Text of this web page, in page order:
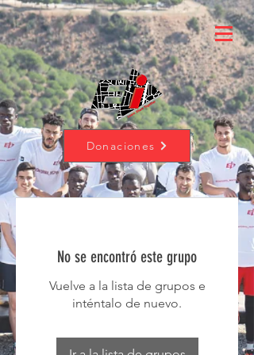
Donaciones
No se encontró este grupo
Vuelve a la lista de grupos e
inténtalo de nuevo.